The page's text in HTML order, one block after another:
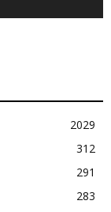
2029
312
291
283